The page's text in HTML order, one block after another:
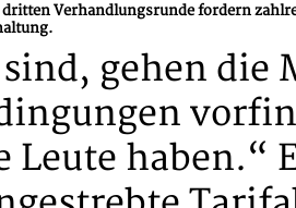
dritten Verhandlungsrunde fordern
gehen die
Leute haben.“